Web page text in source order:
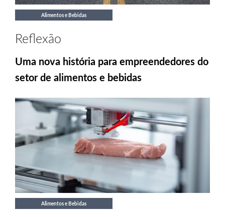
Alimentos e Bebidas
Reflexão
Uma nova história para empreendedores do
setor de alimentos e bebidas
Alimentos e Bebidas